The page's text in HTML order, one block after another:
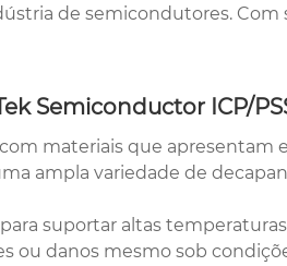
de semicondutores.
Semiconductor ICP/
materiais que
ampla variedade de
suportar altas
ou danos mesmo sob